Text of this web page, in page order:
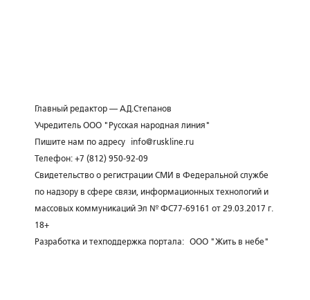
Главный редактор — А.Д.Степанов
Учредитель ООО "Русская народная линия"
Пишите нам по адресу
info@ruskline.ru
Телефон: +7 (812) 950-92-09
Свидетельство о регистрации СМИ в Федеральной службе
по надзору в сфере связи, информационных технологий и
массовых коммуникаций Эл № ФС77-69161 от 29.03.2017 г.
18+
Разработка и техподдержка портала: ООО "Жить в небе"